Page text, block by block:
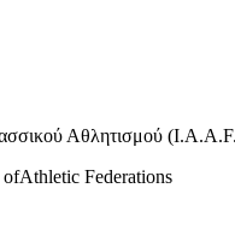
Αθλητισμού
Federations